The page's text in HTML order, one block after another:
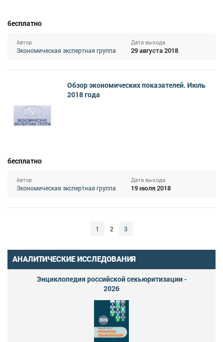
бесплатно
Автор
Экономическая экспертная группа
Дата выхода
29 августа 2018
Обзор экономических показателей. Июль
2018 года
бесплатно
Автор
Экономическая экспертная группа
Дата выхода
19 июля 2018
1 2 3
АНАЛИТИЧЕСКИЕ ИССЛЕДОВАНИЯ
Энциклопедия российской секьюритизации -
2026